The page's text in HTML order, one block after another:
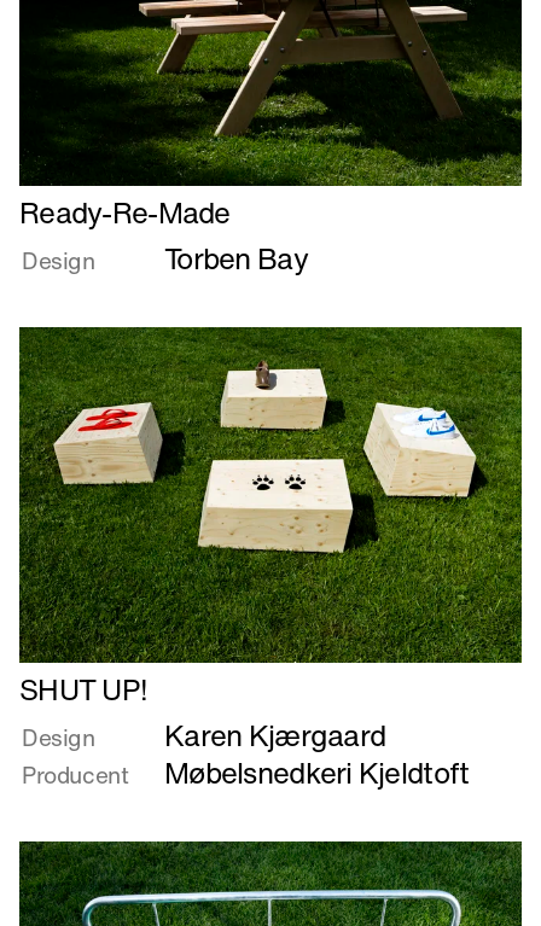
Læs
mere
om
Made
Ready-Re-Made
Design Torben Bay
Læs
mere
om
SHUT
UP!
SHUT UP!
Design Karen Kjærgaard
Producent Møbelsnedkeri Kjeldtoft